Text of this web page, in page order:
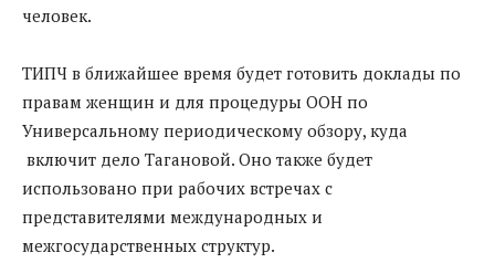
человек.
ТИПЧ в ближайшее время будет готовить доклады по
правам женщин и для процедуры ООН по
Универсальному периодическому обзору, куда
включит дело Тагановой. Оно также будет
использовано при рабочих встречах с
представителями международных и
межгосударственных структур.